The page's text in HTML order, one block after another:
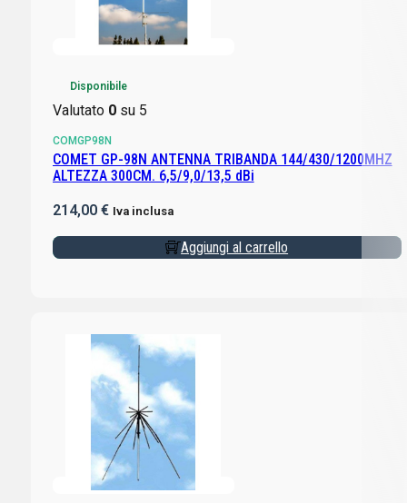
Disponibile
Valutato 0su 5
COMGP98N
COMET GP-98N ANTENNA TRIBANDA 144/430/1200MHZ
ALTEZZA 300CM. 6,5/9,0/13,5 dBi
214,00 € Iva inclusa
Aggiungi al carrello